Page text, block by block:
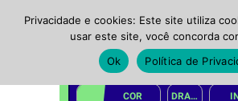
Privacidade e cookies: Este site utiliza
usar este site, você concorda
Ok
Política de